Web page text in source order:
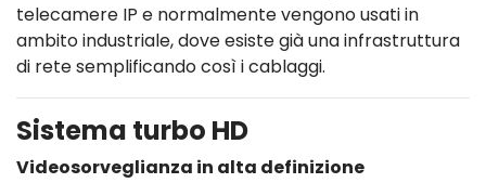
telecamere IP e normalmente vengono usati in
ambito industriale, dove esiste già una infrastruttura
di rete semplificando così i cablaggi.
Sistema turbo HD
Videosorveglianza in alta definizione